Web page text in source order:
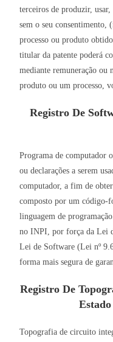
terceiros de produzir,
sem o seu
processo ou produto
titular da patente poderá
mediante remuneração ou
produto ou um processo,
Registro De
Programa de computador
ou declarações a serem
computador, a fim de
composto por um código-
linguagem de
no INPI, por força da Lei
Lei de Software (Lei nº
forma mais segura de
Registro De
Topografia de circuito